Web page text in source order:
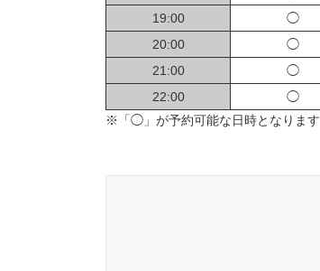
19:00
◯
20:00
◯
21:00
◯
22:00
◯
※「◯」が予約可能な日時となります